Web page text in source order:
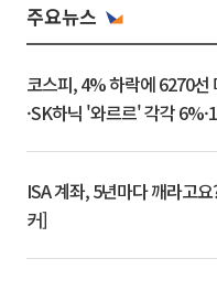
주요뉴스
코스피, 4% 하락에 6270
·SK하닉 '와르르' 각각
ISA 계좌, 5년마다 깨라고
커]